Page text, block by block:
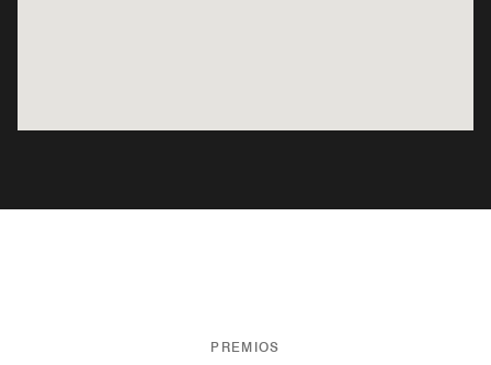
PREMIOS